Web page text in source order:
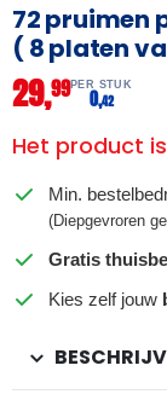
72 pruimen
( 8 platen
29,99PER STUK
0,42
Het product
Min.
(Diepgevroren
Gratis
Kies zelf jouw